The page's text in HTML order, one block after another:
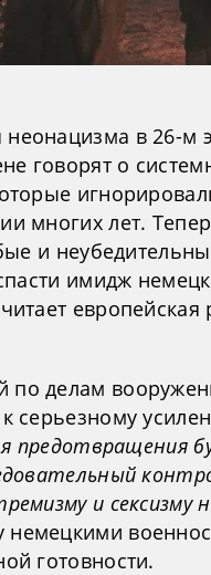
в 26-м
говорят о
многих лет.
и
имидж
европейская
по делам
серьезному
предотвращения
и сексизму
немецкими
готовности.